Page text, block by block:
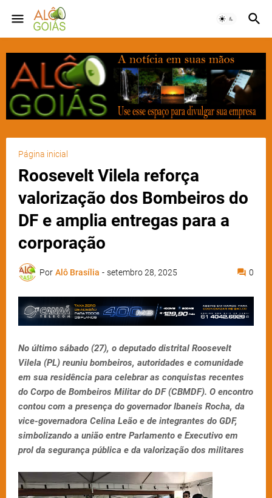
Página inicial
Roosevelt Vilela reforça
valorização dos Bombeiros do
DF e amplia entregas para a
corporação
Por Alô Brasília - setembro 28, 2025 0
No último sábado (27), o deputado distrital Roosevelt
Vilela (PL) reuniu bombeiros, autoridades e comunidade
em sua residência para celebrar as conquistas recentes
do Corpo de Bombeiros Militar do DF (CBMDF). O encontro
contou com a presença do governador Ibaneis Rocha, da
vice-governadora Celina Leão e de integrantes do GDF,
simbolizando a união entre Parlamento e Executivo em
prol da segurança pública e da valorização dos militares